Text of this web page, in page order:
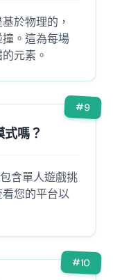
於物理的，
。這為每場
元素。
#9
嗎？
含單人遊戲挑
您的平台以
#10